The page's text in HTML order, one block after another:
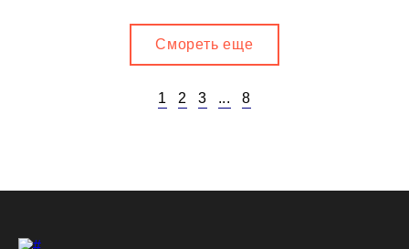
Смореть еще
1 2 3 ... 8